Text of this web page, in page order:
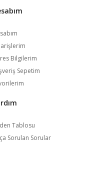
Bilgilerim
Sepetim
Tablosu
Sorulan Sorular